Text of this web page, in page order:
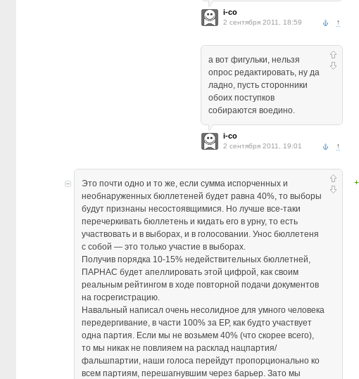
i-co
2 сентября 2011, 18:59 ↑
а вот фигульки, нельзя
опрос редактировать, ну да
ладно, пусть сторонники
обоих поступков
собираются воедино.
i-co
2 сентября 2011, 19:01 ↑
Это почти одно и то же, если сумма испорченных и
необнаруженных бюллетеней будет равна 40%, то выборы
будут признаны несостоявщимися. Но лучше все-таки
перечеркивать бюллетень и кидать его в урну, то есть
участвовать и в выборах, и в голосовании. Унос бюллетеня
с собой — это только участие в выборах.
Получив порядка 10-15% недействительных бюллетней,
ПАРНАС будет апеллировать этой цифрой, как своим
реальным рейтингом в ходе повторной подачи документов
на госрегистрацию.
Навальный написал очень несолидное для умного человека
передергивание, в части 100% за ЕР, как будто участвует
одна партия. Если мы не возьмем 40% (что скорее всего),
то мы никак не повлияем на расклад нацпартия/
фальшпартии, наши голоса перейдут пропорционально ко
всем партиям, перешагнувшим через барьер. Зато мы